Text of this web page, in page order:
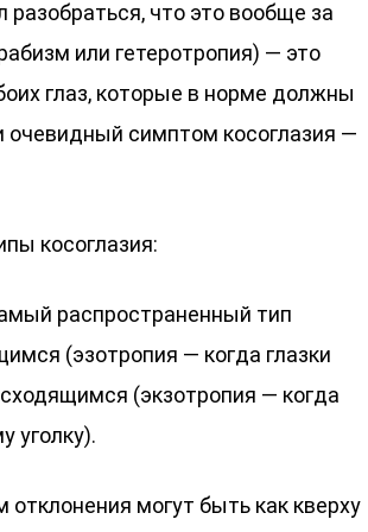
что это вообще за
или гетеротропия) — это
глаз, которые в норме должны
симптом косоглазия —
косоглазия:
распространенный тип
(эзотропия — когда глазки
(экзотропия — когда
уголку).
отклонения могут быть как кверху